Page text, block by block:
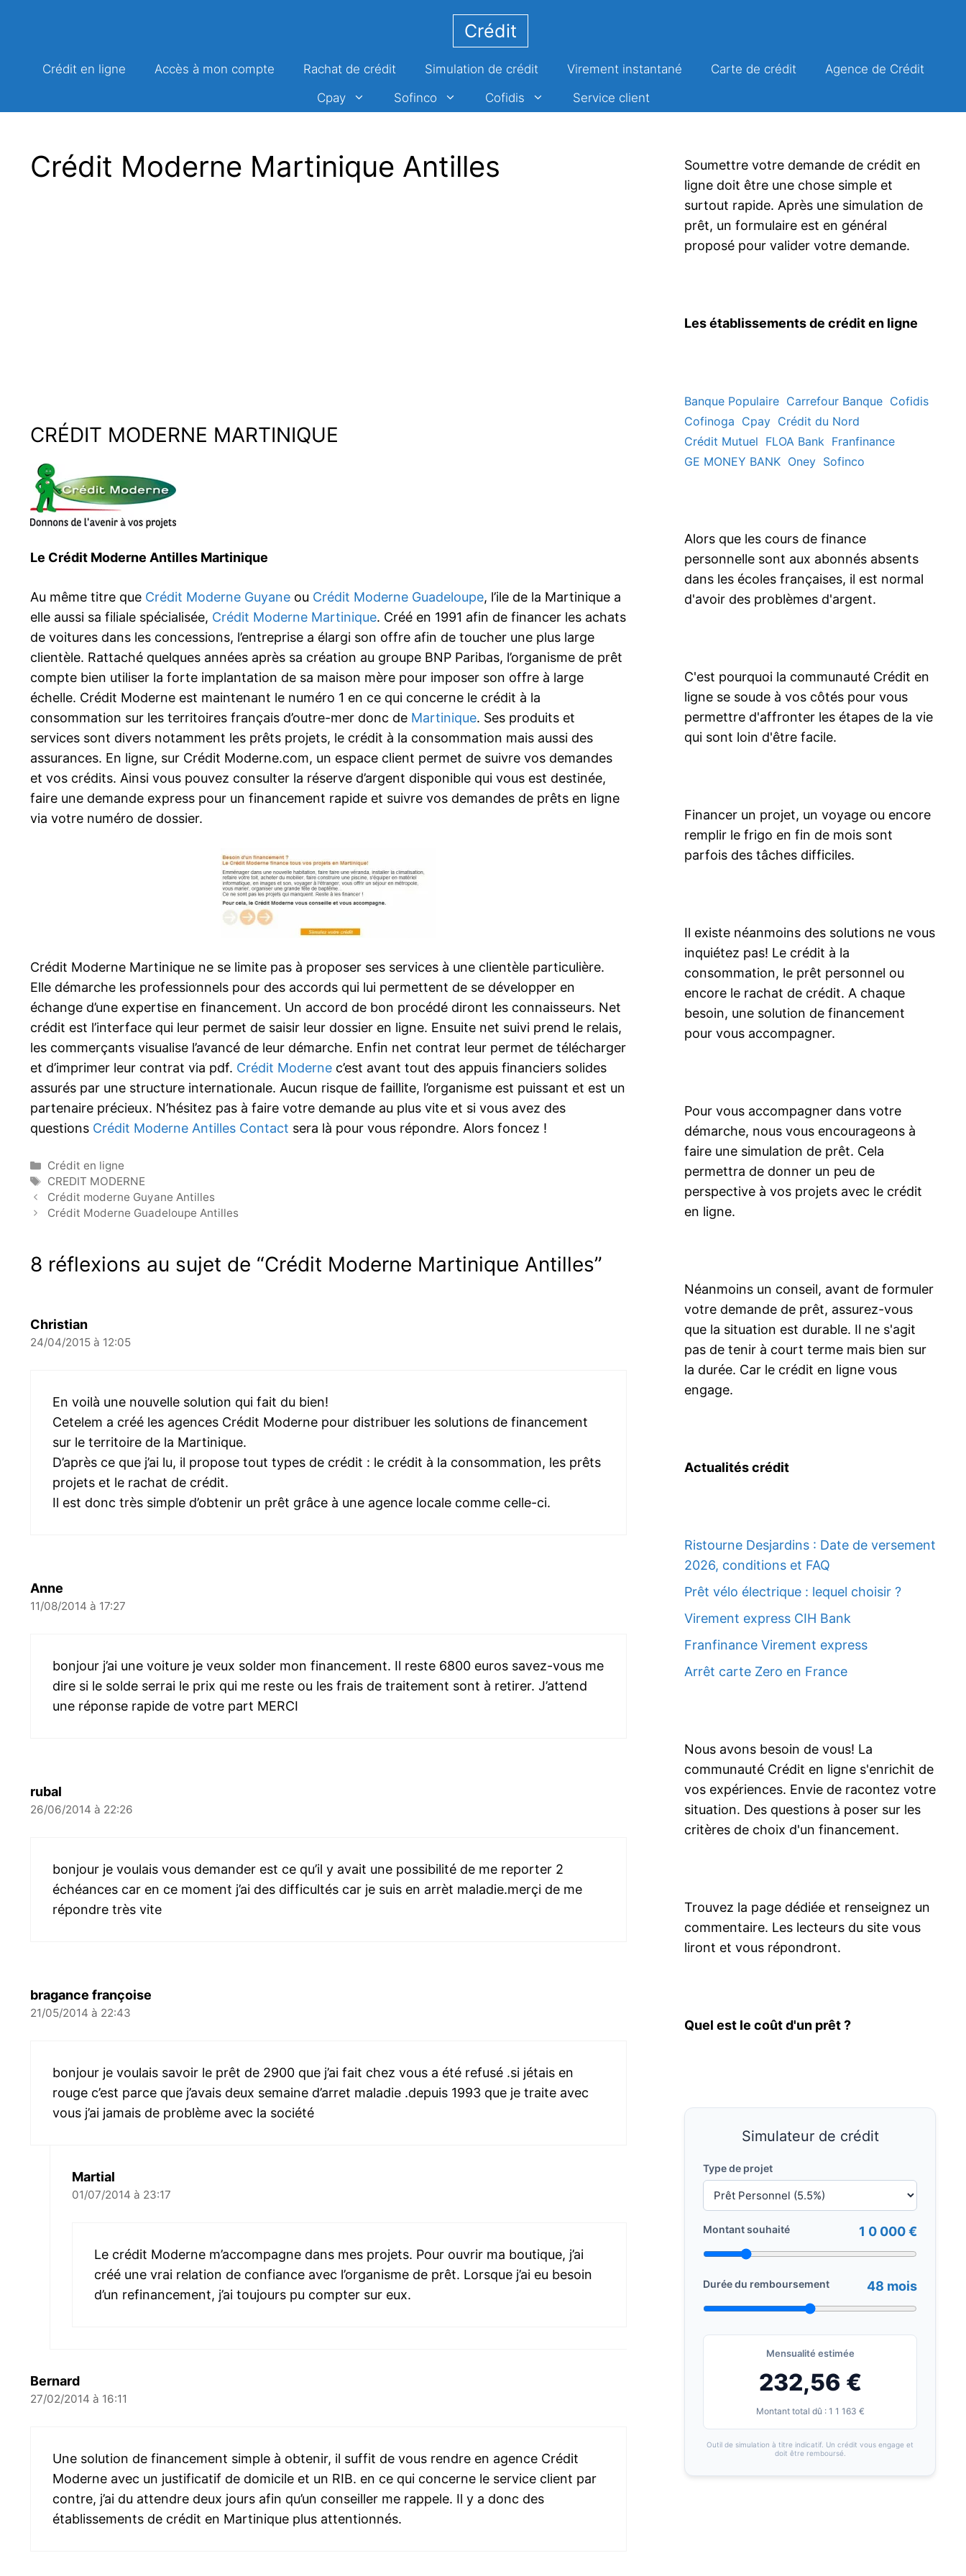
Crédit
Crédit en ligne Accès à mon compte Rachat de crédit Simulation de crédit Virement instantané Carte de crédit
Agence de Crédit
Cpay
Sofinco Cofidis Service client
Crédit Moderne Martinique Antilles
CRÉDIT MODERNE MARTINIQUE
Le Crédit Moderne Antilles Martinique
Au même titre que Crédit Moderne Guyane ou Crédit Moderne Guadeloupe, l’ile de la Martinique a
elle aussi sa filiale spécialisée, Crédit Moderne Martinique. Créé en 1991 afin de financer les achats
de voitures dans les concessions, l’entreprise a élargi son offre afin de toucher une plus large
clientèle. Rattaché quelques années après sa création au groupe BNP Paribas, l’organisme de prêt
compte bien utiliser la forte implantation de sa maison mère pour imposer son offre à large
échelle. Crédit Moderne est maintenant le numéro 1 en ce qui concerne le crédit à la
consommation sur les territoires français d’outre-mer donc de Martinique. Ses produits et
services sont divers notamment les prêts projets, le crédit à la consommation mais aussi des
assurances. En ligne, sur Crédit Moderne.com, un espace client permet de suivre vos demandes
et vos crédits. Ainsi vous pouvez consulter la réserve d’argent disponible qui vous est destinée,
faire une demande express pour un financement rapide et suivre vos demandes de prêts en ligne
via votre numéro de dossier.
Crédit Moderne Martinique ne se limite pas à proposer ses services à une clientèle particulière.
Elle démarche les professionnels pour des accords qui lui permettent de se développer en
échange d’une expertise en financement. Un accord de bon procédé diront les connaisseurs. Net
crédit est l’interface qui leur permet de saisir leur dossier en ligne. Ensuite net suivi prend le relais,
les commerçants visualise l’avancé de leur démarche. Enfin net contrat leur permet de télécharger
et d’imprimer leur contrat via pdf. Crédit Moderne c’est avant tout des appuis financiers solides
assurés par une structure internationale. Aucun risque de faillite, l’organisme est puissant et est un
partenaire précieux. N’hésitez pas à faire votre demande au plus vite et si vous avez des
questions Crédit Moderne Antilles Contact sera là pour vous répondre. Alors foncez !
Catégories
Crédit en ligne
Étiquettes
CREDIT MODERNE
Crédit moderne Guyane Antilles
Crédit Moderne Guadeloupe Antilles
8 réflexions au sujet de “Crédit Moderne Martinique Antilles”
Christian
24/04/2015 à 12:05
En voilà une nouvelle solution qui fait du bien!
Cetelem a créé les agences Crédit Moderne pour distribuer les solutions de financement
sur le territoire de la Martinique.
D’après ce que j’ai lu, il propose tout types de crédit : le crédit à la consommation, les prêts
projets et le rachat de crédit.
Il est donc très simple d’obtenir un prêt grâce à une agence locale comme celle-ci.
Anne
11/08/2014 à 17:27
bonjour j’ai une voiture je veux solder mon financement. Il reste 6800 euros savez-vous me
dire si le solde serrai le prix qui me reste ou les frais de traitement sont à retirer. J’attend
une réponse rapide de votre part MERCI
rubal
26/06/2014 à 22:26
bonjour je voulais vous demander est ce qu’il y avait une possibilité de me reporter 2
échéances car en ce moment j’ai des difficultés car je suis en arrèt maladie.merçi de me
répondre très vite
bragance françoise
21/05/2014 à 22:43
bonjour je voulais savoir le prêt de 2900 que j’ai fait chez vous a été refusé .si jétais en
rouge c’est parce que j’avais deux semaine d’arret maladie .depuis 1993 que je traite avec
vous j’ai jamais de problème avec la société
Martial
01/07/2014 à 23:17
Le crédit Moderne m’accompagne dans mes projets. Pour ouvrir ma boutique, j’ai
créé une vrai relation de confiance avec l’organisme de prêt. Lorsque j’ai eu besoin
d’un refinancement, j’ai toujours pu compter sur eux.
Bernard
27/02/2014 à 16:11
Une solution de financement simple à obtenir, il suffit de vous rendre en agence Crédit
Moderne avec un justificatif de domicile et un RIB. en ce qui concerne le service client par
contre, j’ai du attendre deux jours afin qu’un conseiller me rappele. Il y a donc des
établissements de crédit en Martinique plus attentionnés.
Soumettre votre demande de crédit en
ligne doit être une chose simple et
surtout rapide. Après une simulation de
prêt, un formulaire est en général
proposé pour valider votre demande.
Les établissements de crédit en ligne
Banque Populaire Carrefour Banque Cofidis
Cofinoga Cpay Crédit du Nord
Crédit Mutuel FLOA Bank Franfinance
GE MONEY BANK Oney Sofinco
Alors que les cours de finance
personnelle sont aux abonnés absents
dans les écoles françaises, il est normal
d'avoir des problèmes d'argent.
C'est pourquoi la communauté Crédit en
ligne se soude à vos côtés pour vous
permettre d'affronter les étapes de la vie
qui sont loin d'être facile.
Financer un projet, un voyage ou encore
remplir le frigo en fin de mois sont
parfois des tâches difficiles.
Il existe néanmoins des solutions ne vous
inquiétez pas! Le crédit à la
consommation, le prêt personnel ou
encore le rachat de crédit. A chaque
besoin, une solution de financement
pour vous accompagner.
Pour vous accompagner dans votre
démarche, nous vous encourageons à
faire une simulation de prêt. Cela
permettra de donner un peu de
perspective à vos projets avec le crédit
en ligne.
Néanmoins un conseil, avant de formuler
votre demande de prêt, assurez-vous
que la situation est durable. Il ne s'agit
pas de tenir à court terme mais bien sur
la durée. Car le crédit en ligne vous
engage.
Actualités crédit
Ristourne Desjardins : Date de versement
2026, conditions et FAQ
Prêt vélo électrique : lequel choisir ?
Virement express CIH Bank
Franfinance Virement express
Arrêt carte Zero en France
Nous avons besoin de vous! La
communauté Crédit en ligne s'enrichit de
vos expériences. Envie de racontez votre
situation. Des questions à poser sur les
critères de choix d'un financement.
Trouvez la page dédiée et renseignez un
commentaire. Les lecteurs du site vous
liront et vous répondront.
Quel est le coût d'un prêt ?
Simulateur de crédit
Type de projet
Montant souhaité 1 0 000 €
Durée du remboursement 48 mois
Mensualité estimée
232,56 €
Montant total dû : 1 1 163 €
Outil de simulation à titre indicatif. Un crédit vous engage et
doit être remboursé.